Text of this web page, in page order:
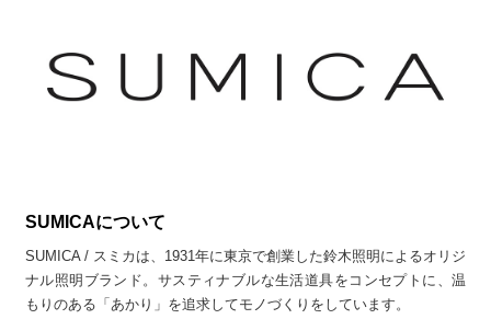
SUMICAについて
SUMICA / スミカは、1931年に東京で創業した鈴木照明によるオリジ
ナル照明ブランド。サスティナブルな生活道具をコンセプトに、温
もりのある「あかり」を追求してモノづくりをしています。